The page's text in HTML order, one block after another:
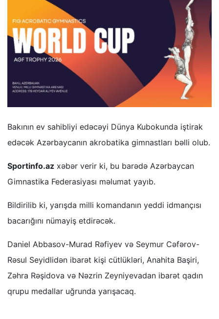
Bakının ev sahibliyi edəcəyi Dünya Kubokunda iştirak
edəcək Azərbaycanın akrobatika gimnastları bəlli olub.
Sportinfo.az xəbər verir ki, bu barədə Azərbaycan
Gimnastika Federasiyası məlumat yayıb.
Bildirilib ki, yarışda milli komandanın yeddi idmançısı
bacarığını nümayiş etdirəcək.
Daniel Abbasov-Murad Rəfiyev və Seymur Cəfərov-
Rəsul Seyidlidən ibarət kişi cütlükləri, Anahita Başiri,
Zəhra Rəşidova və Nəzrin Zeyniyevadan ibarət qadın
qrupu medallar uğrunda yarışacaq.